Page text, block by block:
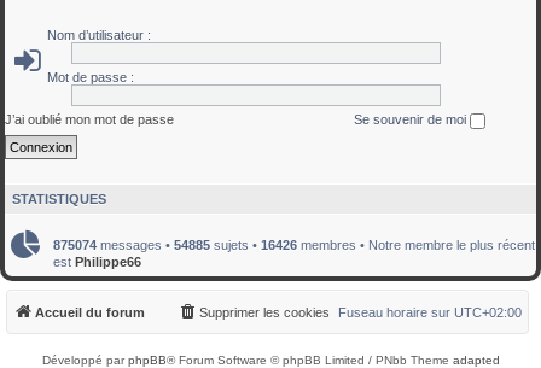
Nom d’utilisateur :
Mot de passe :
J’ai oublié mon mot de passe Se souvenir de moi
STATISTIQUES
875074 messages • 54885 sujets • 16426 membres • Notre membre le plus récent
est Philippe66
Accueil du forum Fuseau horaire sur UTC+02:00
Supprimer les cookies
Développé parphpBB® Forum Software © phpBB Limited / PNbb Theme adapted